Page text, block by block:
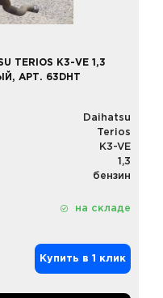
TERIOS K3-VE 1,3
АРТ. 63DHT
Daihatsu
Terios
K3-VE
1,3
бензин
на складе
Купить в 1 клик